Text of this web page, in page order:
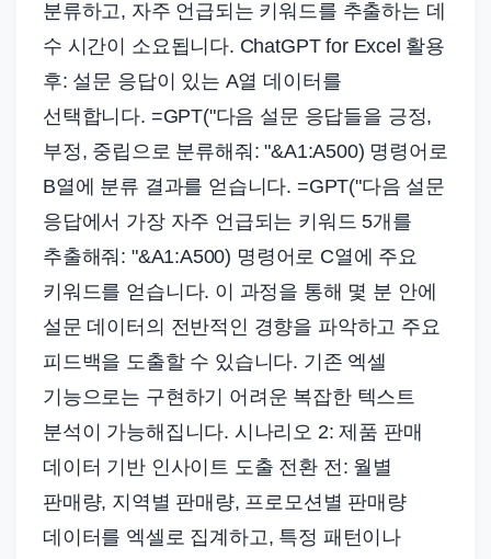
분류하고, 자주 언급되는 키워드를 추출하는 데
수 시간이 소요됩니다. ChatGPT for Excel 활용
후: 설문 응답이 있는 A열 데이터를
선택합니다. =GPT("다음 설문 응답들을 긍정,
부정, 중립으로 분류해줘: "&A1:A500) 명령어로
B열에 분류 결과를 얻습니다. =GPT("다음 설문
응답에서 가장 자주 언급되는 키워드 5개를
추출해줘: "&A1:A500) 명령어로 C열에 주요
키워드를 얻습니다. 이 과정을 통해 몇 분 안에
설문 데이터의 전반적인 경향을 파악하고 주요
피드백을 도출할 수 있습니다. 기존 엑셀
기능으로는 구현하기 어려운 복잡한 텍스트
분석이 가능해집니다. 시나리오 2: 제품 판매
데이터 기반 인사이트 도출 전환 전: 월별
판매량, 지역별 판매량, 프로모션별 판매량
데이터를 엑셀로 집계하고, 특정 패턴이나